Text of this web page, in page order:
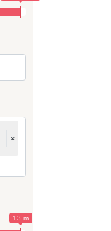
×
13 m